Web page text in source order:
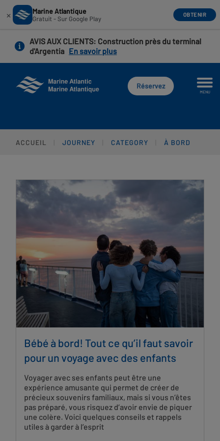
contenu
principal
× Marine Atlantique
Gratuit - Sur Google Play OBTENIR
AVIS AUX CLIENTS: Construction près du terminal
d'Argentia En savoir plus
Réservez
MENU
ACCUEIL JOURNEY CATEGORY À BORD
Bébé à bord! Tout ce qu’il faut savoir
pour un voyage avec des enfants
Voyager avec ses enfants peut être une
expérience amusante qui permet de créer de
précieux souvenirs familiaux, mais si vous n’êtes
pas préparé, vous risquez d’avoir envie de piquer
une colère. Voici quelques conseils et rappels
utiles à garder à l’esprit